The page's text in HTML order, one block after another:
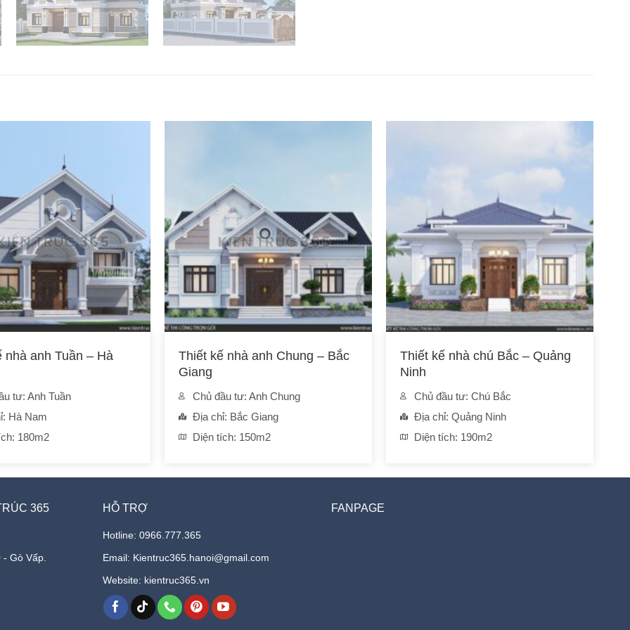
nhà anh Tuần – Hà
tư: Anh Tuần
Hà Nam
180m2
Thiết kế nhà anh Chung – Bắc
Giang
Chủ đầu tư: Anh Chung
Địa chỉ: Bắc Giang
Diện tích: 150m2
Thiết kế nhà chú Bắc – Quảng
Ninh
Chủ đầu tư: Chú Bắc
Địa chỉ: Quảng Ninh
Diện tích: 190m2
365
Gò Vấp.
HỖ TRỢ
Hotline: 0966.777.365
Email: Kientruc365.hanoi@gmail.com
Website: kientruc365.vn
FANPAGE